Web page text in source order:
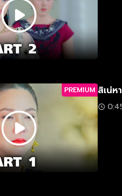
PREMIUM สิเน่ห